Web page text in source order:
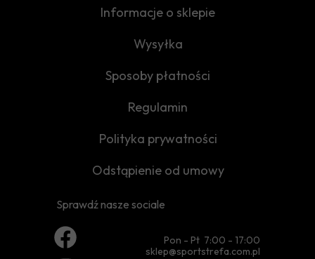
Pon - Pt 7:00 - 17:00
sklep@sportstrefa.com.pl
Sprawdź nasze sociale
Odstąpienie od umowy
Polityka prywatności
Regulamin
Sposoby płatności
Wysyłka
Informacje o sklepie